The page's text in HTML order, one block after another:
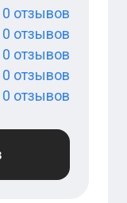
0 отзывов
0 отзывов
0 отзывов
0 отзывов
0 отзывов